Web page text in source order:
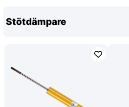
Stötdämpare